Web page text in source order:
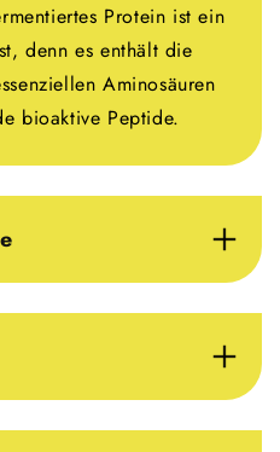
Protein ist ein
denn es enthält die
Aminosäuren
bioaktive Peptide.